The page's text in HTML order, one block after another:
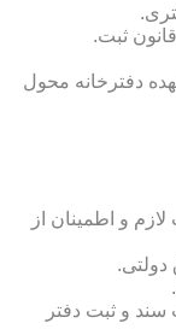
دفترخانه محول
و اطمینان از
و ثبت دفتر